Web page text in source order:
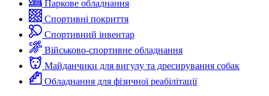
Паркове обладнання
Спортивні покриття
Спортивний інвентар
Військово-спортивне обладнання
Майданчики для вигулу та дресирування собак
Обладнання для фізичної реабілітації